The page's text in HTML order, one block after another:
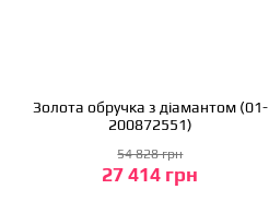
Золота обручка з діамантом (01-
200872551)
27 414 грн
54 828 грн
До кошика